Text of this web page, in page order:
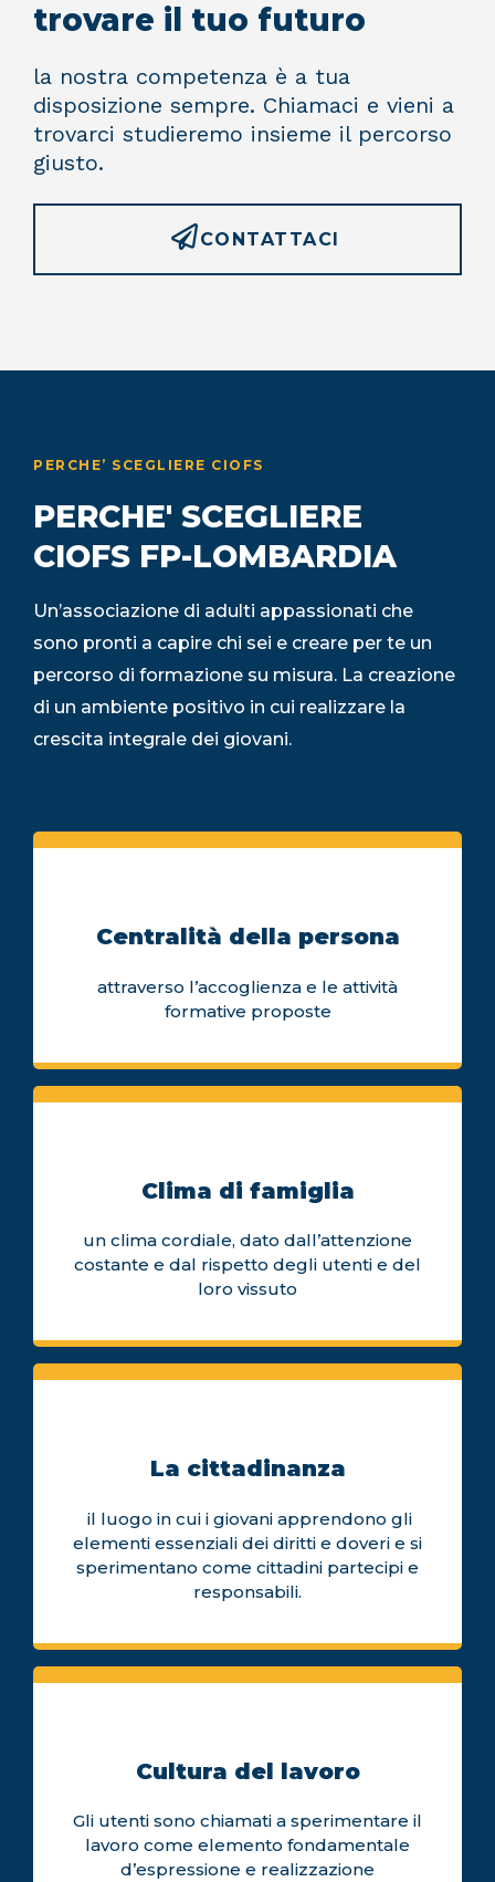
trovare il tuo futuro
la nostra competenza è a tua
disposizione sempre. Chiamaci e vieni a
trovarci studieremo insieme il percorso
giusto.
CONTATTACI
PERCHE’ SCEGLIERE CIOFS
PERCHE' SCEGLIERE
CIOFS FP-LOMBARDIA
Un’associazione di adulti appassionati che
sono pronti a capire chi sei e creare per te un
percorso di formazione su misura. La creazione
di un ambiente positivo in cui realizzare la
crescita integrale dei giovani.
Centralità della persona
attraverso l’accoglienza e le attività
formative proposte
Clima di famiglia
un clima cordiale, dato dall’attenzione
costante e dal rispetto degli utenti e del
loro vissuto
La cittadinanza
il luogo in cui i giovani apprendono gli
elementi essenziali dei diritti e doveri e si
sperimentano come cittadini partecipi e
responsabili.
Cultura del lavoro
Gli utenti sono chiamati a sperimentare il
lavoro come elemento fondamentale
d’espressione e realizzazione